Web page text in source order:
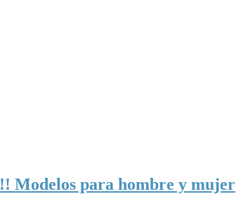
Modelos para hombre y mujer